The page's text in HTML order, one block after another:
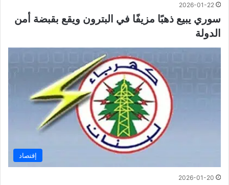
2026-01-22
سوري يبيع ذهبًا مزيفًا في البترون ويقع بقبضة أمن
الدولة
إقتصاد
2026-01-20